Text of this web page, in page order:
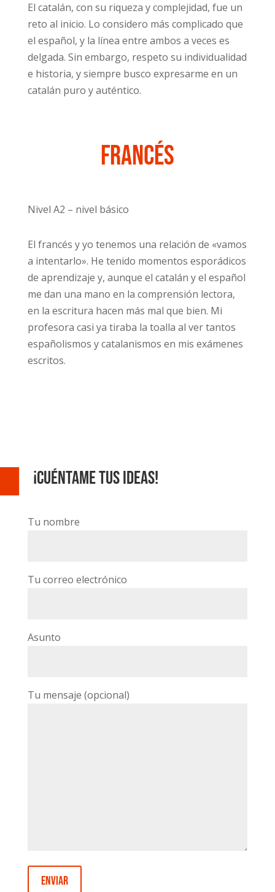
El catalán, con su riqueza y complejidad, fue un
reto al inicio. Lo considero más complicado que
el español, y la línea entre ambos a veces es
delgada. Sin embargo, respeto su individualidad
e historia, y siempre busco expresarme en un
catalán puro y auténtico.
Francés
Nivel A2 – nivel básico
El francés y yo tenemos una relación de «vamos
a intentarlo». He tenido momentos esporádicos
de aprendizaje y, aunque el catalán y el español
me dan una mano en la comprensión lectora,
en la escritura hacen más mal que bien. Mi
profesora casi ya tiraba la toalla al ver tantos
españolismos y catalanismos en mis exámenes
escritos.
¡Cuéntame tus ideas!
Tu nombre
Tu correo electrónico
Asunto
Tu mensaje (opcional)
Enviar